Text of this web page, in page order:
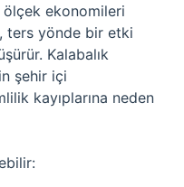
ölçek ekonomileri
ters yönde bir etki
Kalabalık
şehir içi
kayıplarına neden